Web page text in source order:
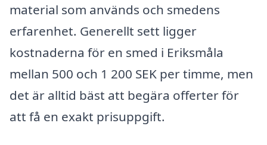
material som används och smedens
erfarenhet. Generellt sett ligger
kostnaderna för en smed i Eriksmåla
mellan 500 och 1 200 SEK per timme, men
det är alltid bäst att begära offerter för
att få en exakt prisuppgift.